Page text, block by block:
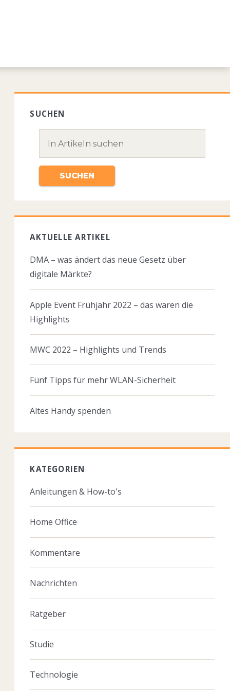
SUCHEN
AKTUELLE ARTIKEL
DMA – was ändert das neue Gesetz über
digitale Märkte?
Apple Event Frühjahr 2022 – das waren die
Highlights
MWC 2022 – Highlights und Trends
Fünf Tipps für mehr WLAN-Sicherheit
Altes Handy spenden
KATEGORIEN
Anleitungen & How-to's
Home Office
Kommentare
Nachrichten
Ratgeber
Studie
Technologie